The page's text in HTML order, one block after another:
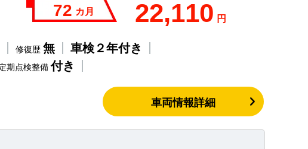
72 カ月 22,110 円
修復歴 無 車検２年付き
期点検整備付き
車両情報詳細